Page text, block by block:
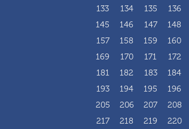
133
134 135 136
145
146 147 148
157
158 159 160
169
170 171 172
181
182 183 184
193
194 195 196
205
206 207 208
217
218 219 220